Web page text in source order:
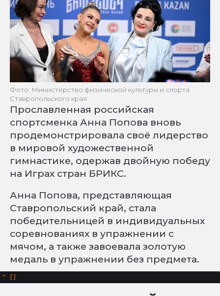
Фото: Министерство физической культуры и спорта
Ставропольского края
Прославленная российская
спортсменка Анна Попова вновь
продемонстрировала своё лидерство
в мировой художественной
гимнастике, одержав двойную победу
на Играх стран БРИКС.
Анна Попова, представляющая
Ставропольский край, стала
победительницей в индивидуальных
соревнованиях в упражнении с
мячом, а также завоевала золотую
медаль в упражнении без предмета.
^